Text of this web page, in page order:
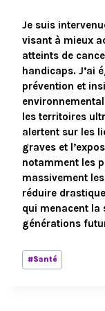
Je suis
visant à mieux
atteints de
handicaps. J’ai
prévention et
les territoires
alertent sur les
graves et
notamment les
massivement
réduire
qui menacent la
générations
Étiquettes
de
#Santé